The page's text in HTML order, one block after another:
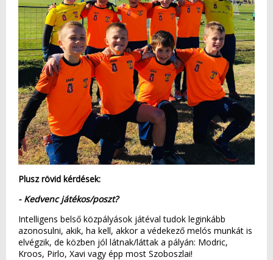
Plusz rövid kérdések:
- Kedvenc játékos/poszt?
Intelligens belső közpályások játéval tudok leginkább
azonosulni, akik, ha kell, akkor a védekező melós munkát is
elvégzik, de közben jól látnak/láttak a pályán: Modric,
Kroos, Pirlo, Xavi vagy épp most Szoboszlai!